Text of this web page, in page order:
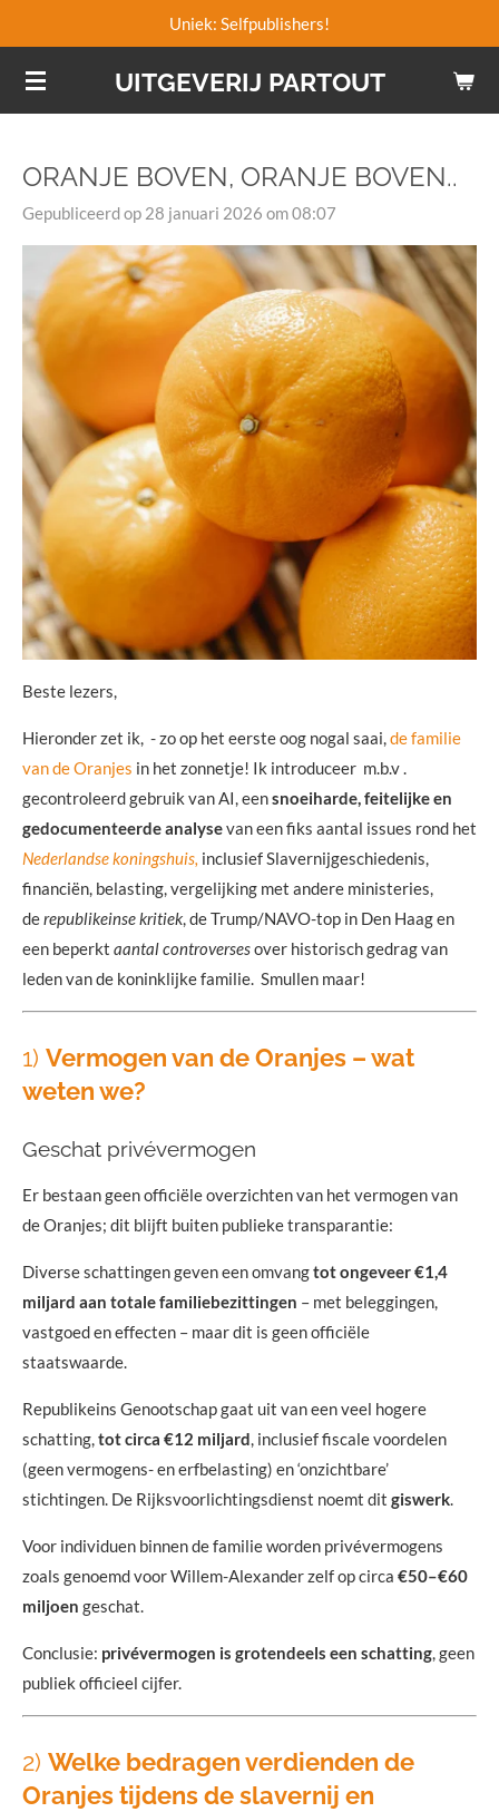
naar
de
UITGEVERIJ PARTOUT
Uniek: Selfpublishers!
ORANJE BOVEN, ORANJE BOVEN..
Gepubliceerd op 28 januari 2026 om 08:07
Beste lezers,
Hieronder zet ik, - zo op het eerste oog nogal saai,de familie
van de Oranjes in het zonnetje! Ik introduceer m.b.v .
gecontroleerd gebruik van AI, eensnoeiharde, feitelijke en
gedocumenteerde analysevan een fiks aantal issues rond het
Nederlandse koningshuis, inclusief Slavernijgeschiedenis,
financiën, belasting, vergelijking met andere ministeries,
derepublikeinse kritiek, de Trump/NAVO-top in Den Haag en
een beperkt aantal controversesover historisch gedrag van
leden van de koninklijke familie. Smullen maar!
1) Vermogen van de Oranjes – wat
weten we?
Geschat privévermogen
Er bestaan geen officiële overzichten van het vermogen van
de Oranjes; dit blijft buiten publieke transparantie:
Diverse schattingen geven een omvangtot ongeveer €1,4
miljard aan totale familiebezittingen – met beleggingen,
vastgoed en effecten – maar dit is geen officiële
staatswaarde.
Republikeins Genootschap gaat uit van een veel hogere
schatting,tot circa €12 miljard, inclusief fiscale voordelen
(geen vermogens- en erfbelasting) en ‘onzichtbare’
stichtingen. De Rijksvoorlichtingsdienst noemt dit giswerk.
Voor individuen binnen de familie worden privévermogens
zoals genoemd voor Willem-Alexander zelf op circa €50–€60
miljoen geschat.
Conclusie: privévermogen is grotendeels een schatting, geen
publiek officieel cijfer.
2) Welke bedragen verdienden de
Oranjes tijdens de slavernij en